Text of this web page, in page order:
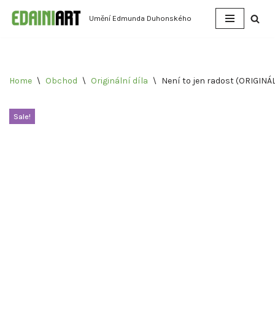
Umění Edmunda Duhonského
Home \ Obchod \ Originální díla \ Není to jen radost
Sale!